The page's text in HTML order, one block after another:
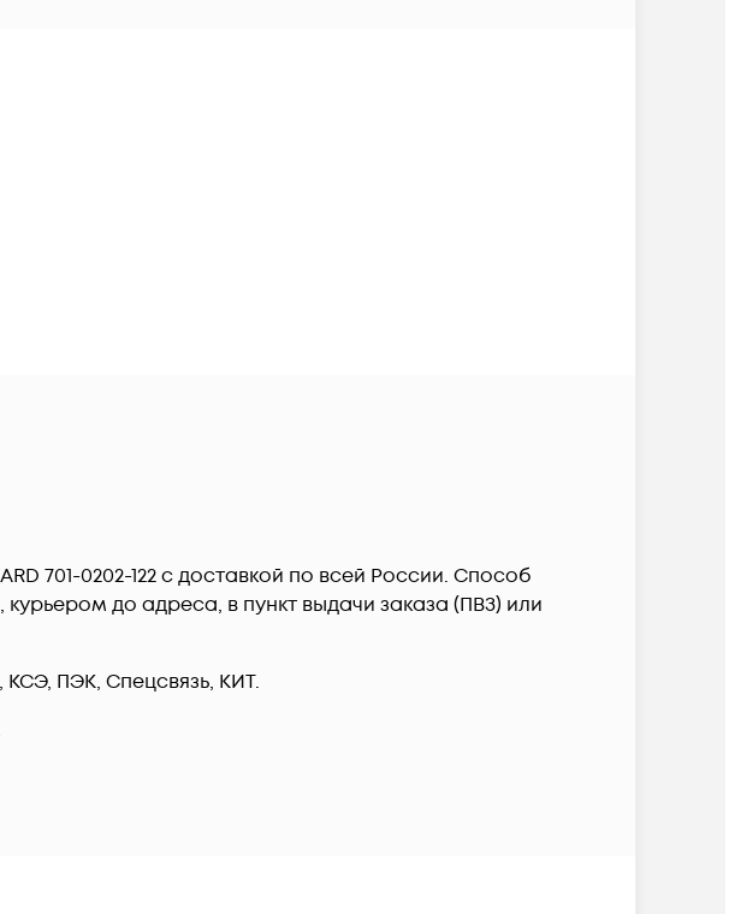
701-0202-122 c доставкой по всей России. Способ
до адреса, в пункт выдачи заказа (ПВЗ) или
ПЭК, Спецсвязь, КИТ.